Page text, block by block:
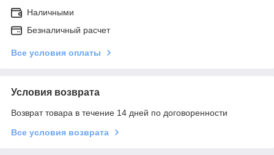
Наличными
Безналичный расчет
Все условия оплаты
Условия возврата
Возврат товара в течение 14 дней по договоренности
Все условия возврата